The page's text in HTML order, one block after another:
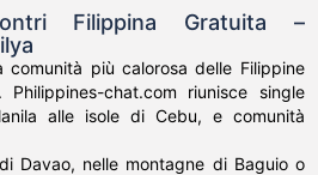
Filippina Gratuita –
comunità più calorosa delle Filippine
Philippines-chat.com riunisce single
alle isole di Cebu, e comunità
Davao, nelle montagne di Baguio o